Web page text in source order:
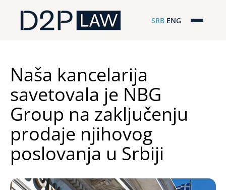
SRB ENG
Regionalna pokrivenost
Naš tim
D2P Novosti
Naša kancelarija
savetovala je NBG
Group na zaključenju
prodaje njihovog
poslovanja u Srbiji